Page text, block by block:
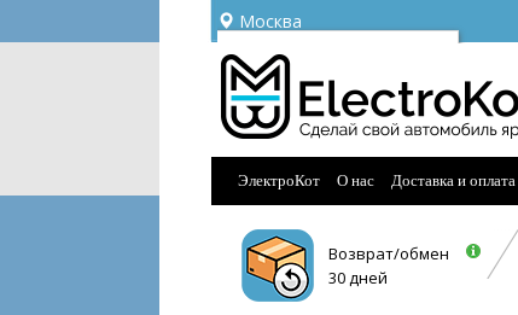
Москва
Ваш город —
Угадали?
ЭлектроКот О нас Доставка и оплата
Возврат/обмен
30 дней